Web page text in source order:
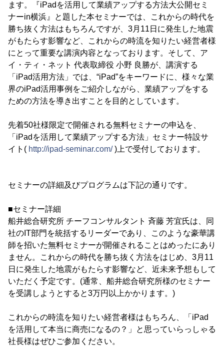
ます。『iPadを活用して業績アップする方法大公開セミ
ナーin横浜』と題した本セミナーでは、これからの時代を
勝ち抜く方法はもちろんですが、3月11日に発生した地震
がもたらす影響など、これからの時流を知りたい経営者様
にとって重要な講演内容となっております。そして、ア
イ・ティ・ネット 代表取締役 小野 良勝が、講演する
「iPad活用方法」では、“iPad”をキーワードに、様々な業
界のiPad活用事例をご紹介しながら、業績アップをする
ための方法を導き出すことを目的としています。
先着50社様限定で開催される無料セミナーの申込を、
「iPadを活用して業績アップする方法」セミナー特設サ
イト( http://ipad-seminar.com/)上で受付しております。
セミナーの詳細及びプログラムは下記の通りです。
■セミナー詳細
船井総合研究所 チーフコンサルタント 斉藤 芳宜氏は、同
社のIT部門を統括するリーダーであり、このような豪華講
師を招いた無料セミナーが開催されることはめったにあり
ません。これからの時代を勝ち抜く方法をはじめ、3月11
日に発生した地震がもたらす影響など、近未来予想もして
いただく予定です。(通常、船井総合研究所様のセミナー
を受講しようとすると3万円以上かかります。)
これからの時流を知りたい経営者様はもちろん、「iPad
を活用して本当に商売になるの？」と思っていらっしゃる
社長様はぜひご参加ください。